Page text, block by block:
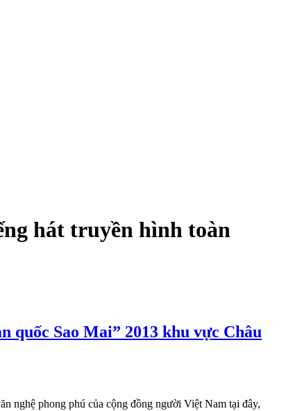
hát truyền hình toàn
Sao Mai” 2013 khu vực Châu
nghệ phong phú của cộng đồng người Việt Nam tại đây,